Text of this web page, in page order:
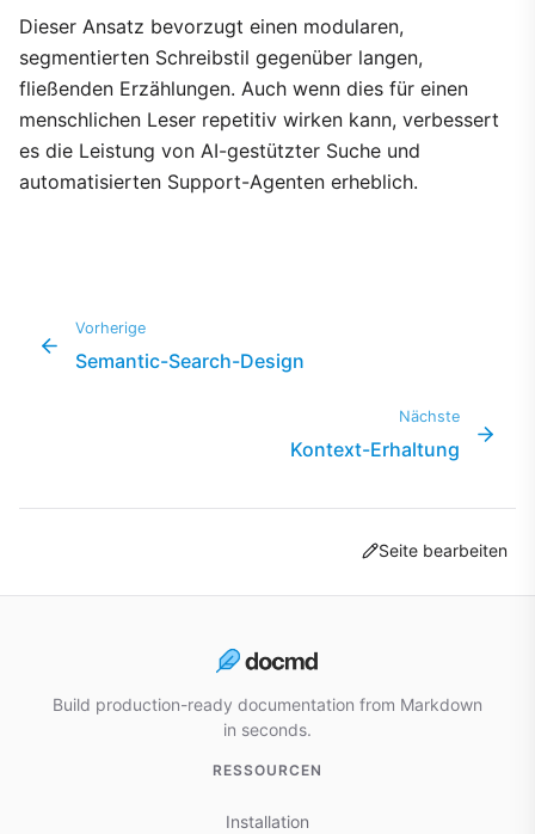
Dieser Ansatz bevorzugt einen modularen,
segmentierten Schreibstil gegenüber langen,
fließenden Erzählungen. Auch wenn dies für einen
menschlichen Leser repetitiv wirken kann, verbessert
es die Leistung von AI-gestützter Suche und
automatisierten Support-Agenten erheblich.
Vorherige
Semantic-Search-Design
Nächste
Kontext-Erhaltung
Seite bearbeiten
Build production-ready documentation from Markdown
in seconds.
RESSOURCEN
Installation